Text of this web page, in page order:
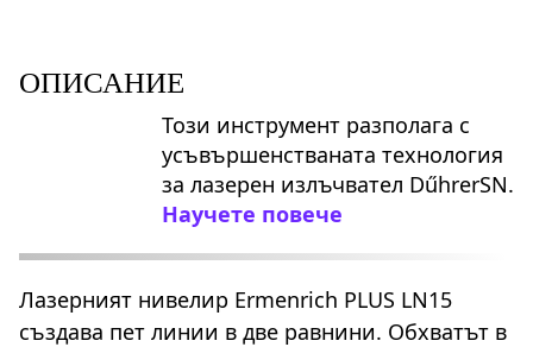
ОПИСАНИЕ
Този инструмент разполага с
усъвършенстваната технология
за лазерен излъчвател DűhrerSN.
Научете повече
Лазерният нивелир Ermenrich PLUS LN15
създава пет линии в две равнини. Обхватът в